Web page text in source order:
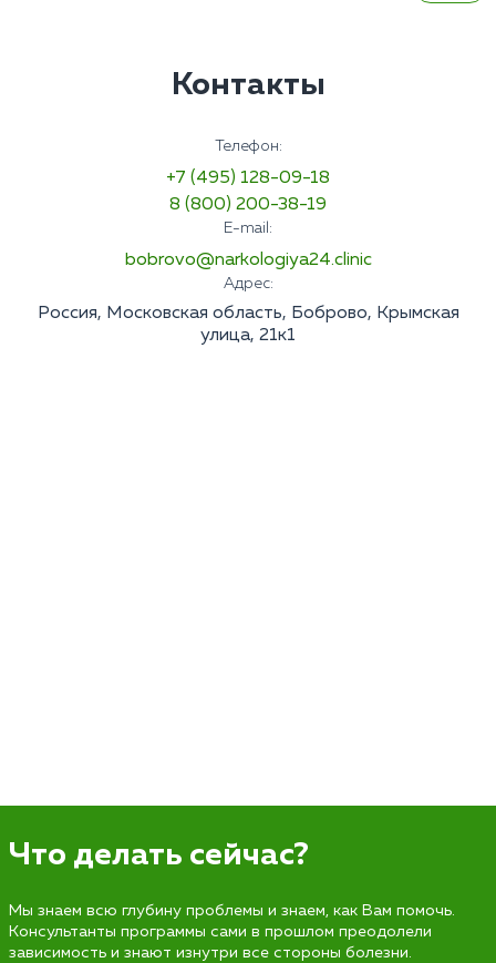
Контакты
Телефон:
+7 (495) 128-09-18
8 (800) 200-38-19
E-mail:
bobrovo@narkologiya24.clinic
Адрес:
Россия, Московская область, Боброво, Крымская
улица, 21к1
Что делать сейчас?
Мы знаем всю глубину проблемы и знаем, как Вам помочь.
Консультанты программы сами в прошлом преодолели
зависимость и знают изнутри все стороны болезни.